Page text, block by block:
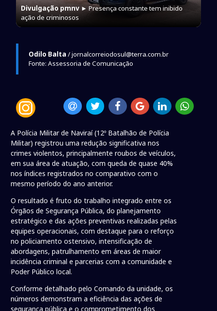
Divulgação pmnv► Presença constante tem inibido
ação de criminosos
Odilo Balta / jornalcorreiodosul@terra.com.br
Fonte: Assessoria de Comunicação
A Polícia Militar de Naviraí (12º Batalhão de Polícia
Militar) registrou uma redução significativa nos
crimes violentos, principalmente roubos de veículos,
em sua área de atuação, com queda de quase 40%
nos índices registrados no comparativo com o
mesmo período do ano anterior.
O resultado é fruto do trabalho integrado entre os
Órgãos de Segurança Pública, do planejamento
estratégico e das ações preventivas realizadas pelas
equipes operacionais, com destaque para o reforço
no policiamento ostensivo, intensificação de
abordagens, patrulhamento em áreas de maior
incidência criminal e parcerias com a comunidade e
Poder Público local.
Conforme detalhado pelo Comando da unidade, os
números demonstram a eficiência das ações de
segurança pública e o comprometimento dos